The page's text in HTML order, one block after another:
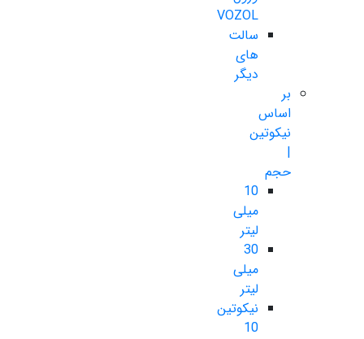
VOZOL
سالت
های
دیگر
بر
اساس
نیکوتین
|
حجم
10
میلی
لیتر
30
میلی
لیتر
نیکوتین
10